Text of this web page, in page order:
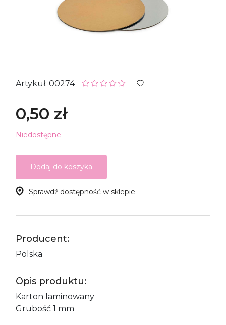
Artykuł: 00274
0,50 zł
Niedostępne
Dodaj do koszyka
Sprawdź dostępność w sklepie
Producent:
Polska
Opis produktu:
Karton laminowany
Grubość 1 mm